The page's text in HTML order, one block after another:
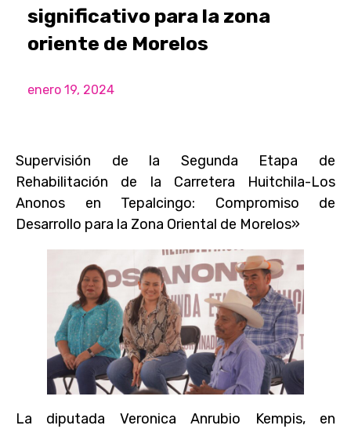
significativo para la zona
oriente de Morelos
enero 19, 2024
Supervisión de la Segunda Etapa de
Rehabilitación de la Carretera Huitchila-Los
Anonos en Tepalcingo: Compromiso de
Desarrollo para la Zona Oriental de Morelos»
La diputada Veronica Anrubio Kempis, en